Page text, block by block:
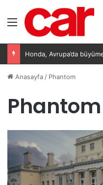
Menü
Honda, Avrupa’da
Anasayfa / Phantom
Phantom